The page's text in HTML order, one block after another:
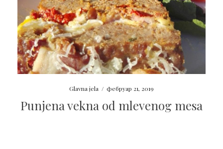
Glavna jela / фебруар 21, 2019
Punjena vekna od mlevenog mesa